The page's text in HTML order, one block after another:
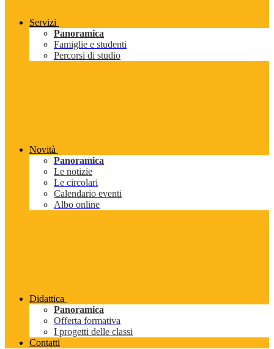
Servizi
Panoramica
Famiglie e studenti
Percorsi di studio
Novità
Panoramica
Le notizie
Le circolari
Calendario eventi
Albo online
Didattica
Panoramica
Offerta formativa
I progetti delle classi
Contatti